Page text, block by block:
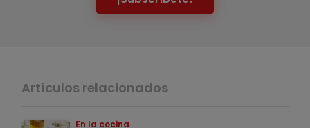
Artículos relacionados
En la cocina